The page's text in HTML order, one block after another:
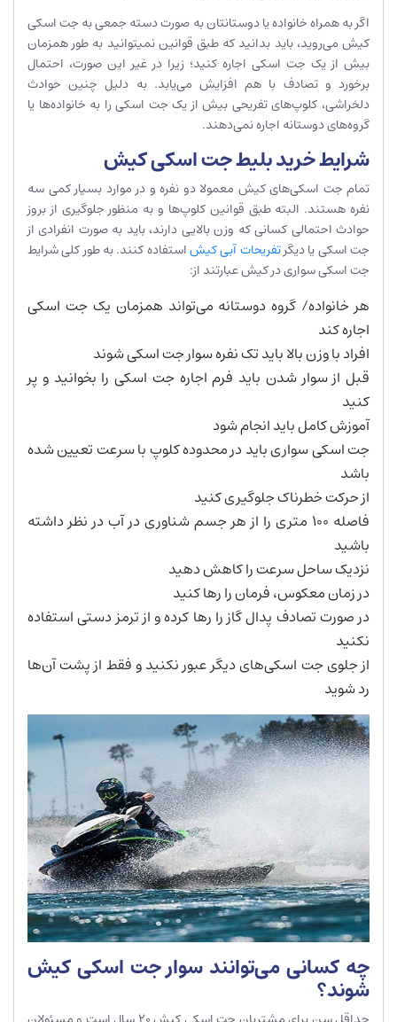
اگر به همراه خانواده یا دوستانتان به صورت دسته جمعی به جت اسکی
کیش می‌روید، باید بدانید که طبق قوانین نمی‎توانید به طور همزمان
بیش از یک جت اسکی اجاره کنید؛ زیرا در غیر این صورت، احتمال
برخورد و تصادف با هم افزایش می‌یابد. به دلیل چنین حوادث
دلخراشی، کلوپ‌های تفریحی بیش از یک جت اسکی را به خانواده‌ها یا
گروه‌های دوستانه اجاره نمی‌دهند.
شرایط خرید بلیط جت اسکی کیش
تمام جت اسکی‌های کیش معمولا دو نفره و در موارد بسیار کمی سه
نفره هستند. البته طبق قوانین کلوپ‌ها و به منظور جلوگیری از بروز
حوادث احتمالی کسانی که وزن بالایی دارند، باید به صورت انفرادی از
جت اسکی یا دیگرتفریحات آبی کیشاستفاده کنند. به طور کلی شرایط
جت اسکی سواری در کیش عبارتند از:
هر خانواده/ گروه دوستانه می‌تواند همزمان یک جت اسکی
اجاره کند
افراد با وزن بالا باید تک نفره سوار جت اسکی شوند
قبل از سوار شدن باید فرم اجاره جت اسکی را بخوانید و پر
کنید
آموزش کامل باید انجام شود
جت اسکی سواری باید در محدوده کلوپ با سرعت تعیین شده
باشد
از حرکت خطرناک جلوگیری کنید
فاصله 100 متری را از هر جسم شناوری در آب در نظر داشته
باشید
نزدیک ساحل سرعت را کاهش دهید
در زمان معکوس، فرمان را رها کنید
در صورت تصادف پدال گاز را رها کرده و از ترمز دستی استفاده
نکنید
از جلوی جت اسکی‌های دیگر عبور نکنید و فقط از پشت آن‌ها
رد شوید
چه کسانی می‌توانند سوار جت اسکی کیش
شوند؟